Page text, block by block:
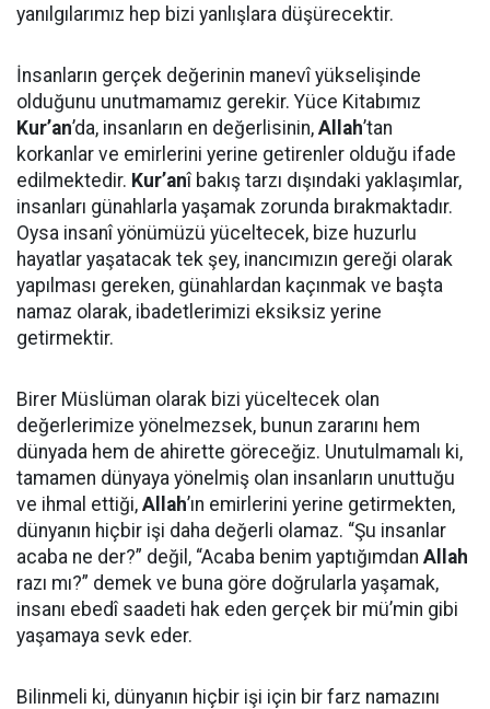
yanılgılarımız hep bizi yanlışlara düşürecektir.
İnsanların gerçek değerinin manevî yükselişinde
olduğunu unutmamamız gerekir. Yüce Kitabımız
Kur’an’da, insanların en değerlisinin, Allah’tan
korkanlar ve emirlerini yerine getirenler olduğu ifade
edilmektedir. Kur’anî bakış tarzı dışındaki yaklaşımlar,
insanları günahlarla yaşamak zorunda bırakmaktadır.
Oysa insanî yönümüzü yüceltecek, bize huzurlu
hayatlar yaşatacak tek şey, inancımızın gereği olarak
yapılması gereken, günahlardan kaçınmak ve başta
namaz olarak, ibadetlerimizi eksiksiz yerine
getirmektir.
Birer Müslüman olarak bizi yüceltecek olan
değerlerimize yönelmezsek, bunun zararını hem
dünyada hem de ahirette göreceğiz. Unutulmamalı ki,
tamamen dünyaya yönelmiş olan insanların unuttuğu
ve ihmal ettiği, Allah’ın emirlerini yerine getirmekten,
dünyanın hiçbir işi daha değerli olamaz. “Şu insanlar
acaba ne der?” değil, “Acaba benim yaptığımdan Allah
razı mı?” demek ve buna göre doğrularla yaşamak,
insanı ebedî saadeti hak eden gerçek bir mü’min gibi
yaşamaya sevk eder.
Bilinmeli ki, dünyanın hiçbir işi için bir farz namazını